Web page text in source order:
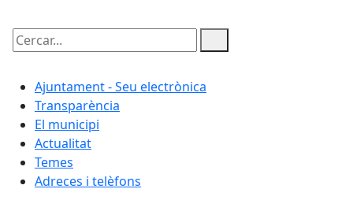
Cercar:
Ajuntament - Seu electrònica
Transparència
El municipi
Actualitat
Temes
Adreces i telèfons